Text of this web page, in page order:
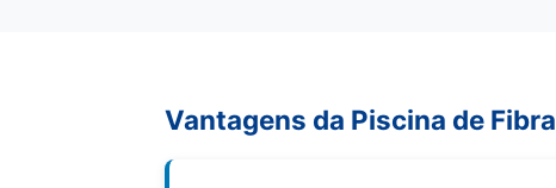
Vantagens da Piscina de Fibra